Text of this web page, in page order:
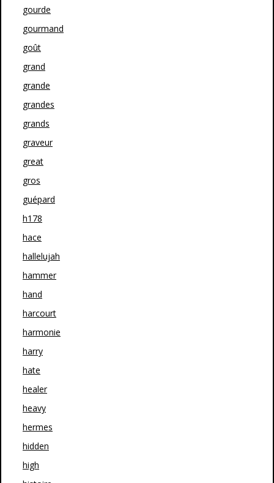
gourde
gourmand
goût
grand
grande
grandes
grands
graveur
great
gros
guépard
h178
hace
hallelujah
hammer
hand
harcourt
harmonie
harry
hate
healer
heavy
hermes
hidden
high